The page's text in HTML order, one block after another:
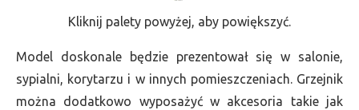
Kliknij palety powyżej, aby powiększyć.
Model doskonale będzie prezentował się w salonie,
sypialni, korytarzu i w innych pomieszczeniach. Grzejnik
można dodatkowo wyposażyć w akcesoria takie jak